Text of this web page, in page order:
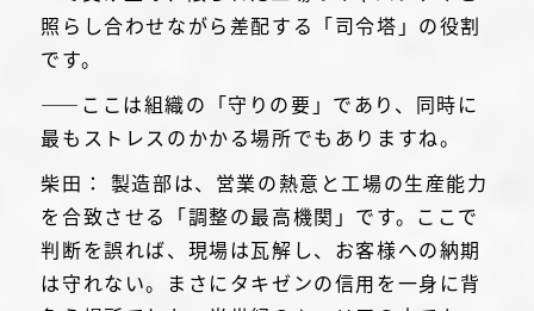
照らし合わせながら差配する「司令塔」の役割
です。
――ここは組織の「守りの要」であり、同時に
最もストレスのかかる場所でもありますね。
柴田： 製造部は、営業の熱意と工場の生産能力
を合致させる「調整の最高機関」です。ここで
判断を誤れば、現場は瓦解し、お客様への納期
は守れない。まさにタキゼンの信用を一身に背